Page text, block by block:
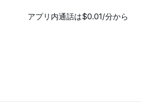
アプリ内通話は$0.01/分から